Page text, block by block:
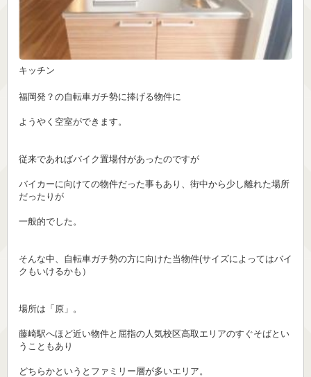
福岡発？の自転車ガチ勢に捧げる物件に
ようやく空室ができます。
従来であればバイク置場付があったのですが
バイカーに向けての物件だった事もあり、街中から少し離れた場所
だったりが
一般的でした。
そんな中、自転車ガチ勢の方に向けた当物件(サイズによってはバイ
クもいけるかも）
場所は「原」。
藤崎駅へほど近い物件と屈指の人気校区高取エリアのすぐそばとい
うこともあり
どちらかというとファミリー層が多いエリア。
キッチン